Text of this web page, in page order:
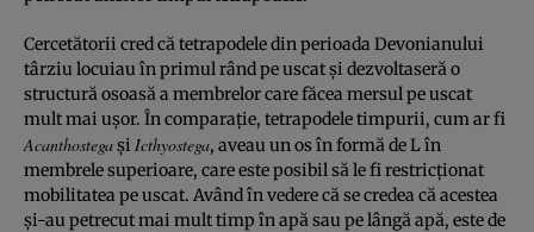
Cercetătorii cred că tetrapodele din perioada Devonianului
târziu locuiau în primul rând pe uscat și dezvoltaseră o
structură osoasă a membrelor care făcea mersul pe uscat
mult mai ușor. În comparație, tetrapodele timpurii, cum ar fi
Acanthostegași Icthyostega, aveau un os în formă de L în
membrele superioare, care este posibil să le fi restricționat
mobilitatea pe uscat. Având în vedere că se credea că acestea
și-au petrecut mai mult timp în apă sau pe lângă apă, este de